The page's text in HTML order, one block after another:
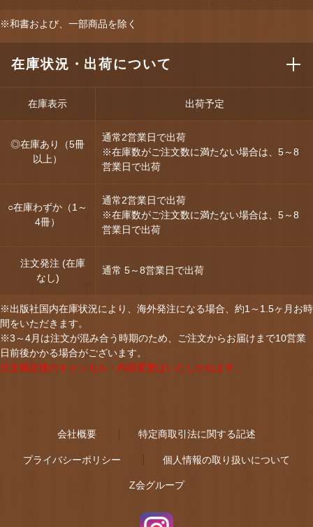
※和書および、一部商品を除く
在庫状況・出荷について
在庫表示 出荷予定
◎在庫あり（5冊
以上）
通常2営業日で出荷
※在庫数がご注文数に満たない場合は、5～8
営業日で出荷
○在庫わずか（1～
4冊）
通常2営業日で出荷
※在庫数がご注文数に満たない場合は、5～8
営業日で出荷
注文発注 (在庫
なし)
通常 5～8営業日で出荷
※出版社国内在庫状況により、海外発注になる場合、約1～1.5ヶ月お時
間をいただきます。
※3～4月は注文が混み合う時期のため、ご注文からお届けまで10営業
日前後かかる場合がございます。
注文確定後のキャンセル・内容変更はいたしかねます。
会社概要 特定商取引法に関する記述
プライバシーポリシー 個人情報の取り扱いについて
Z会グループ